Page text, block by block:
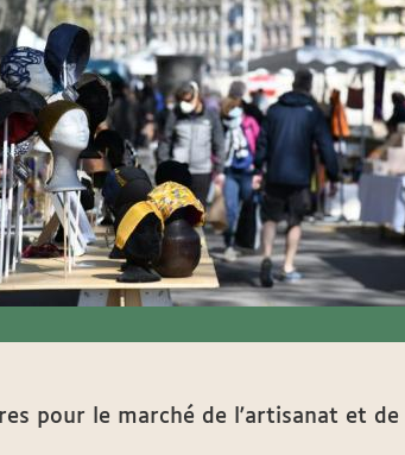
pour le marché de l'artisanat et de